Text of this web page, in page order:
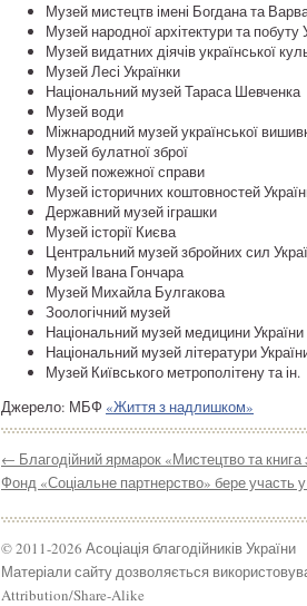
Музей мистецтв імені Богдана та
Музей народної архітектури та побуту
Музей видатних діячів української
Музей Лесі Українки
Національний музей Тараса Шевченка
Музей води
Міжнародний музей української
Музей булатної зброї
Музей пожежної справи
Музей історичних коштовностей
Державний музей іграшки
Музей історії Києва
Центральний музей збройних сил
Музей Івана Гончара
Музей Михайла Булгакова
Зоологічний музей
Національний музей медицини України
Національний музей літератури
Музей Київського метрополітену та ін.
Джерело: МБФ «Життя з надлишком»
← Благодійний ярмарок «Мистецтво та
Фонд «Соціальне партнерство» бере участь
© 2011-2026 Асоціація благодійників України
Матеріали сайту дозволяється
Attribution/Share-Alike